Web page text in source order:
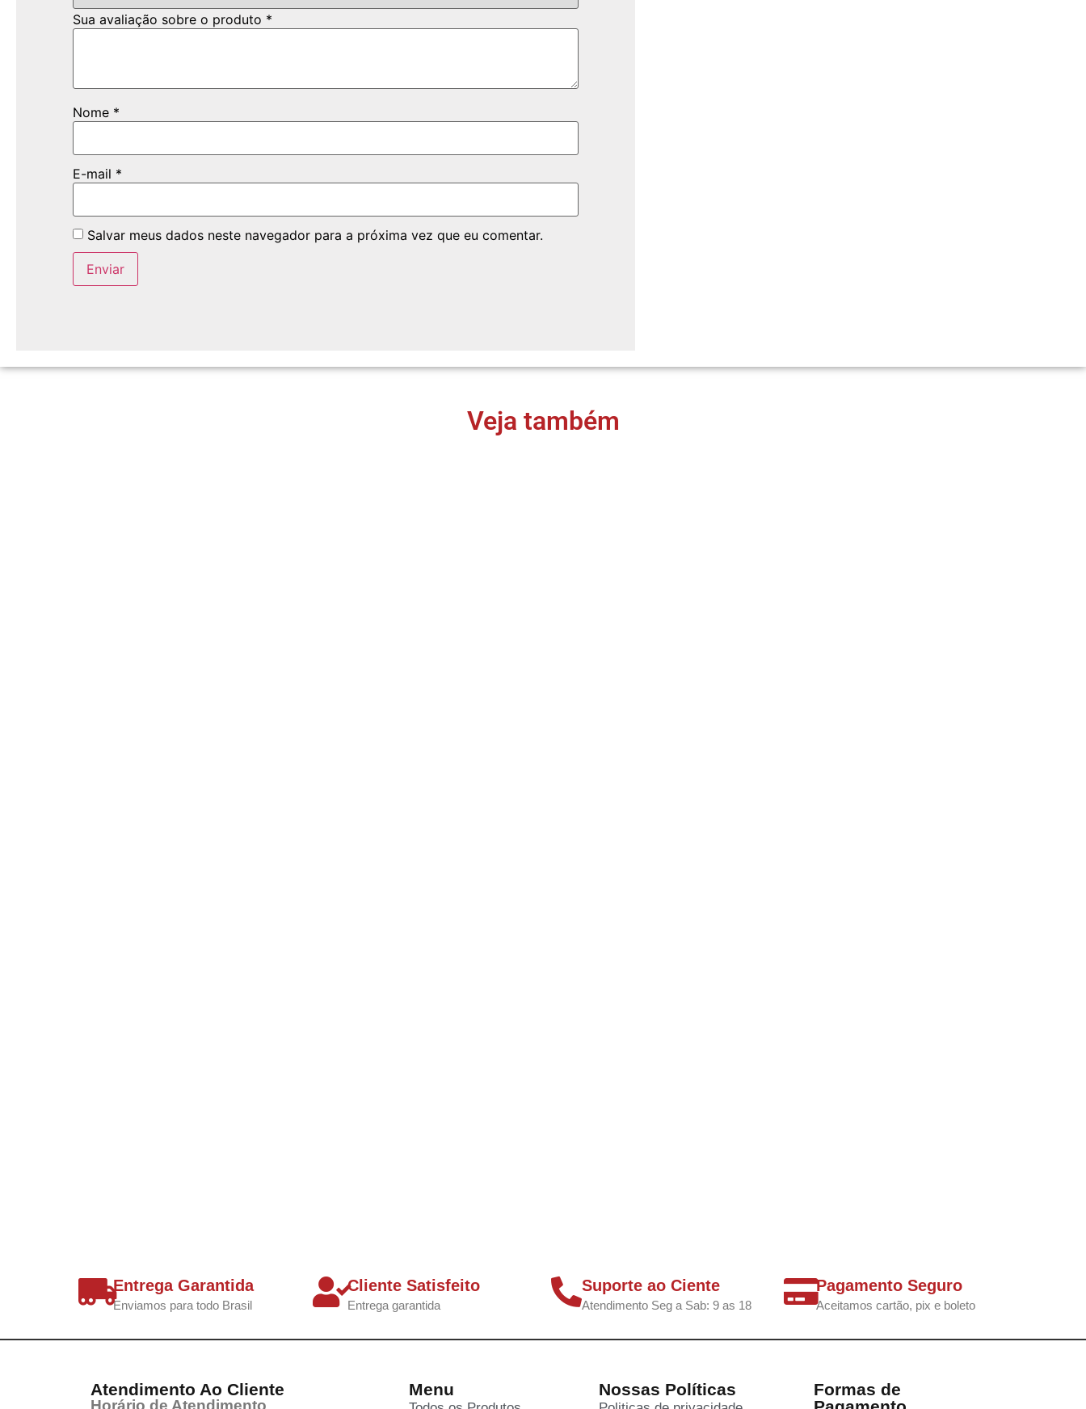
Sua avaliação sobre o produto *
Nome *
E-mail *
Salvar meus dados neste navegador para a próxima vez que eu comentar.
Veja também
Entrega Garantida
Enviamos para todo Brasil
Cliente Satisfeito
Entrega garantida
Suporte ao Ciente
Atendimento Seg a Sab: 9 as 18
Pagamento Seguro
Aceitamos cartão, pix e boleto
Atendimento Ao Cliente
Horário de Atendimento
Menu Nossas Políticas
Formas de